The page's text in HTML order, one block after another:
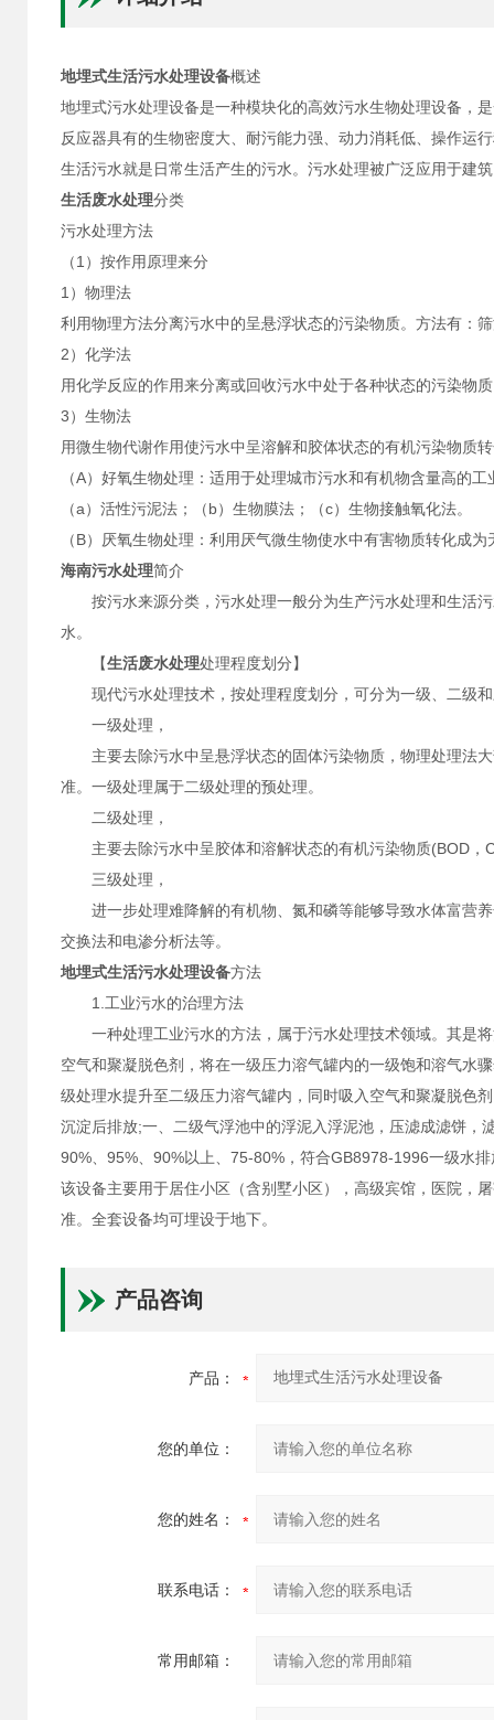
地埋式生活污水处理设备概述
地埋式污水处理设备是一种模块化的高效污水生物处理设备，
反应器具有的生物密度大、耐污能力强、动力消耗低、操作运
生活污水就是日常生活产生的污水。污水处理被广泛应用于建
生活废水处理分类
污水处理方法
（1）按作用原理来分
1）物理法
利用物理方法分离污水中的呈悬浮状态的污染物质。方法有：
2）化学法
用化学反应的作用来分离或回收污水中处于各种状态的污染物
3）生物法
用微生物代谢作用使污水中呈溶解和胶体状态的有机污染物质
（A）好氧生物处理：适用于处理城市污水和有机物含量高的工
（a）活性污泥法；（b）生物膜法；（c）生物接触氧化法。
（B）厌氧生物处理：利用厌气微生物使水中有害物质转化成
海南污水处理简介
按污水来源分类，污水处理一般分为生产污水处理和生活污
水。
【生活废水处理处理程度划分】
现代污水处理技术，按处理程度划分，可分为一级、二级和
一级处理，
主要去除污水中呈悬浮状态的固体污染物质，物理处理法大
准。一级处理属于二级处理的预处理。
二级处理，
主要去除污水中呈胶体和溶解状态的有机污染物质(BOD，
三级处理，
进一步处理难降解的有机物、氮和磷等能够导致水体富营养
交换法和电渗分析法等。
地埋式生活污水处理设备方法
1.工业污水的治理方法
一种处理工业污水的方法，属于污水处理技术领域。其是将
空气和聚凝脱色剂，将在一级压力溶气罐内的一级饱和溶气水
级处理水提升至二级压力溶气罐内，同时吸入空气和聚凝脱色
沉淀后排放;一、二级气浮池中的浮泥入浮泥池，压滤成滤饼
90%、95%、90%以上、75-80%，符合GB8978-1996一级水
该设备主要用于居住小区（含别墅小区），高级宾馆，医院，
准。全套设备均可埋设于地下。
产品咨询
产品：
您的单位：
您的姓名：
联系电话：
常用邮箱：